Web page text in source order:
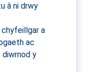
â ni drwy
chyfeillgar a
ac
diwrnod y